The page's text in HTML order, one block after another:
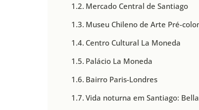
Mercado Central de Santiago
Museu Chileno de Arte Pré-
Centro Cultural La Moneda
Palácio La Moneda
Bairro Paris-Londres
Vida noturna em Santiago: